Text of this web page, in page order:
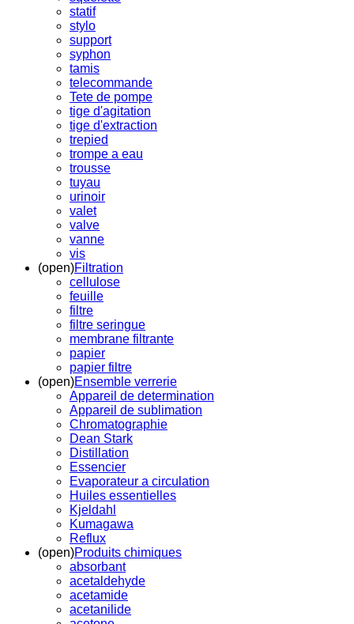
statif
stylo
support
syphon
tamis
telecommande
Tete de pompe
tige d'agitation
tige d'extraction
trepied
trompe a eau
trousse
tuyau
urinoir
valet
valve
vanne
vis
(open)Filtration
cellulose
feuille
filtre
filtre seringue
membrane filtrante
papier
papier filtre
(open)Ensemble verrerie
Appareil de determination
Appareil de sublimation
Chromatographie
Dean Stark
Distillation
Essencier
Evaporateur a circulation
Huiles essentielles
Kjeldahl
Kumagawa
Reflux
(open)Produits chimiques
absorbant
acetaldehyde
acetamide
acetanilide